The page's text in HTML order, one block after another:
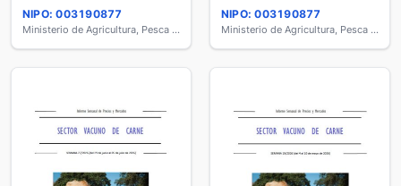
NIPO: 003190877
Ministerio de Agricultura, Pesca y Alimentación
NIPO: 003190877
Ministerio de Agricultura, Pesca y Alimentación